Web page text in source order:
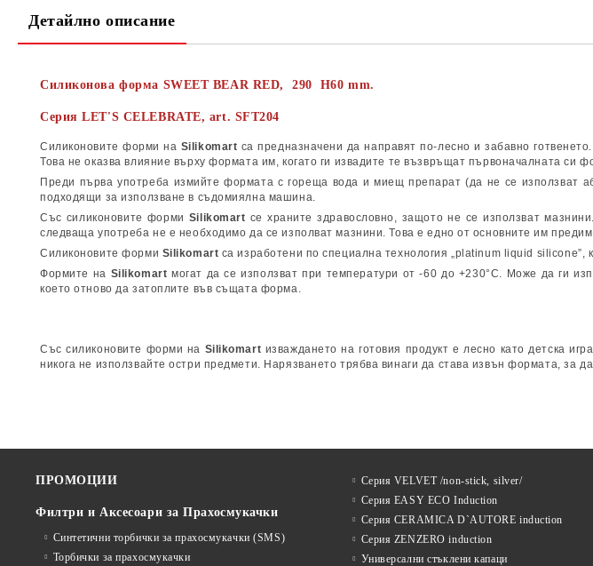
Детайлно описание
Силиконова форма SWEET BEAR RED,290 H60 mm.
Серия LET'S CELEBRATE, art. SFT204
Силиконовите форми на Silikomart са предназначени да направят по-лесно и забавно
Това не оказва влияние върху формата им, когато ги извадите те възвръщат първоначалната си
Преди първа употреба измийте формата с гореща вода и миещ препарат (да не се използват
подходящи за използване в съдомиялна машина.
Със силиконовите форми Silikomart се храните здравословно, защото не се използват
следваща употреба не е необходимо да се изполват мазнини. Това е едно от основните им
Силиконовите форми Silikomart са изработени по специална технология „platinum liquid
Формите на Silikomart могат да се използват при температури от -60 до +230°C. Може да ги
което отново да затоплите във същата форма.
Със силиконовите форми на Silikomart изваждането на готовия продукт е лесно като детска
никога не използвайте остри предмети. Нарязването трябва винаги да става извън формата, за
ПРОМОЦИИ
Филтри и Аксесоари за Прахосмукачки
Синтетични торбички за прахосмукачки (SMS)
Торбички за прахосмукачки
Серия VELVET /non-stick, silver/
Серия EASY ECO Induction
Серия CERAMICA D`AUTORE induction
Серия ZENZERO induction
Универсални стъклени капаци